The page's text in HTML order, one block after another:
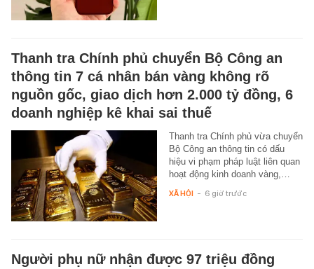
Thanh tra Chính phủ chuyển Bộ Công an
thông tin 7 cá nhân bán vàng không rõ
nguồn gốc, giao dịch hơn 2.000 tỷ đồng, 6
doanh nghiệp kê khai sai thuế
Thanh tra Chính phủ vừa chuyển
Bộ Công an thông tin có dấu
hiệu vi phạm pháp luật liên quan
hoạt động kinh doanh vàng,…
XÃ HỘI - 6 giờ trước
Người phụ nữ nhận được 97 triệu đồng